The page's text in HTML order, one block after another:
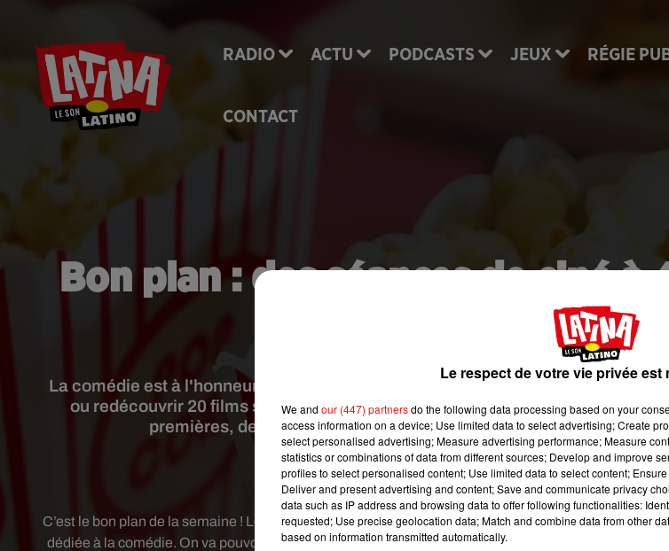
RADIO ACTU PODCASTS JEUX RÉGIE
CONTACT
Bon plan : des séances de ciné à
La comédie est à l'honneur en ce moment dans les complexes UGC. Vous allez
ou redécouvrir 20 films sans vous ruiner jusqu'au 11 septembre. Au
premières, des comédies cultes et les meilleures comédies de
Crédit image:pixabay
C’est le bon plan de la semaine ! Les complexes UGC souhaitent vous faire rire en cette rentrée en
dédiée à la comédie. On va pouvoir découvrir ou redécouvrir des grands classiques, des avant-
Le respect de votre vie privée est
We and our (447) partnersdo the following data processing based on your
access information on a device; Use limited data to select advertising; Create
select personalised advertising; Measure advertising performance; Measure
statistics or combinations of data from different sources; Develop and improve
profiles to select personalised content; Use limited data to select content;
Deliver and present advertising and content; Save and communicate privacy
data such as IP address and browsing data to offer following functionalities:
requested; Use precise geolocation data; Match and combine data from other
based on information transmitted automatically.